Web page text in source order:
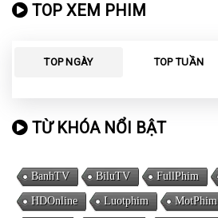
TOP XEM PHIM
TOP NGÀY TOP TUẦN
TỪ KHÓA NỔI BẬT
BanhTV BiluTV FullPhim
HDOnline Luotphim MotPhim